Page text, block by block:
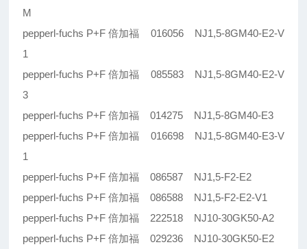
M
pepperl-fuchs P+F 倍加福 016056 NJ1,5-8GM40-E2-V
1
pepperl-fuchs P+F 倍加福 085583 NJ1,5-8GM40-E2-V
3
pepperl-fuchs P+F 倍加福 014275 NJ1,5-8GM40-E3
pepperl-fuchs P+F 倍加福 016698 NJ1,5-8GM40-E3-V
1
pepperl-fuchs P+F 倍加福 086587 NJ1,5-F2-E2
pepperl-fuchs P+F 倍加福 086588 NJ1,5-F2-E2-V1
pepperl-fuchs P+F 倍加福 222518 NJ10-30GK50-A2
pepperl-fuchs P+F 倍加福 029236 NJ10-30GK50-E2